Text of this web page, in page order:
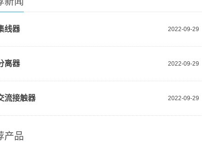
2022-09-29
线器
2022-09-29
离器
2022-09-29
流接触器
产品